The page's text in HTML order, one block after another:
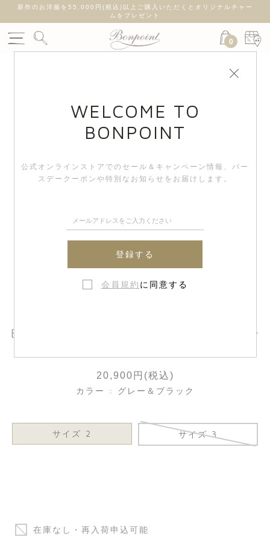
新作のお洋服を55,000円(税込)以上ご購入いただくとオリジナルチャー
ムをプレゼント
0
Bonpoint × Guest In Residence シュー
20,900円(税込)
カラー : グレー＆ブラック
サイズ 2 サイズ 3
在庫なし・再入荷申込可能
WELCOME TO
BONPOINT
公式オンラインストアでのセール＆キャンペーン情報、 バー
スデークーポンや特別なお知らせをお届けします。
登録する
会員規約 に同意する